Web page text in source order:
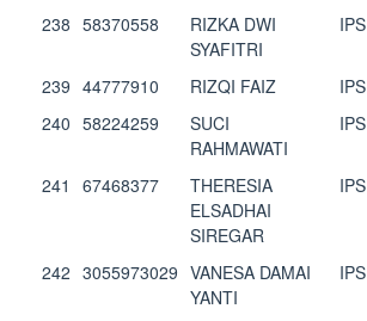
238 58370558
RIZKA DWI
SYAFITRI
IPS
239 44777910 RIZQI FAIZ IPS
240 58224259
SUCI
RAHMAWATI
IPS
241 67468377
THERESIA
ELSADHAI
SIREGAR
IPS
242 3055973029 VANESA DAMAI
YANTI
IPS